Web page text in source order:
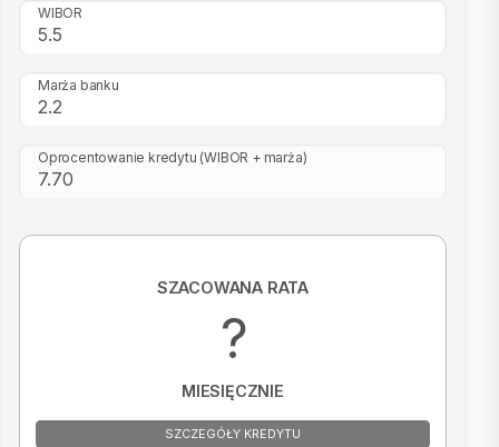
WIBOR
Marża banku
Oprocentowanie kredytu (WIBOR + marża)
SZACOWANA RATA
?
MIESIĘCZNIE
SZCZEGÓŁY KREDYTU